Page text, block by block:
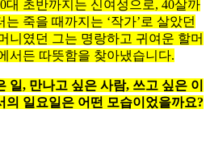
대 초반까지는 신여성으로, 40살까
죽을 때까지는 ‘작가’로 살았던
니였던 그는 명랑하고 귀여운 할머
서든 따뜻함을 찾아냈습니다.
일, 만나고 싶은 사람, 쓰고 싶은 이
의 일요일은 어떤 모습이었을까요?